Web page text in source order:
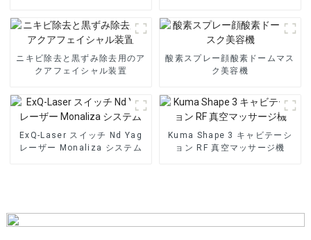
ニキビ除去と黒ずみ除去用のア
クアフェイシャル装置
酸素スプレー顔酸素ドームマス
ク美容機
ExQ-Laser スイッチ Nd Yag
レーザー Monaliza システム
Kuma Shape 3 キャビテーシ
ョン RF 真空マッサージ機